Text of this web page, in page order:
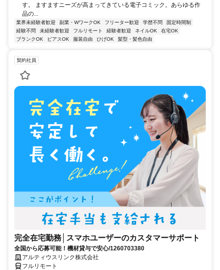
す。 ますますニーズが高まってきている電子コミック。あらゆる作
品の...
業界未経験者歓迎 副業・WワークOK フリーター歓迎 学歴不問
固定時間制
経験不問
未経験者歓迎 フルリモート 経験者歓迎 ネイルOK
在宅OK
ブランクOK
ピアスOK 服装自由 ひげOK 髪型・髪色自由
契約社員
完全在宅勤務│スマホユーザーのカスタマーサポート
全国から応募可能！機材貸与で安心/1260703380
アルティウスリンク株式会社
フルリモート